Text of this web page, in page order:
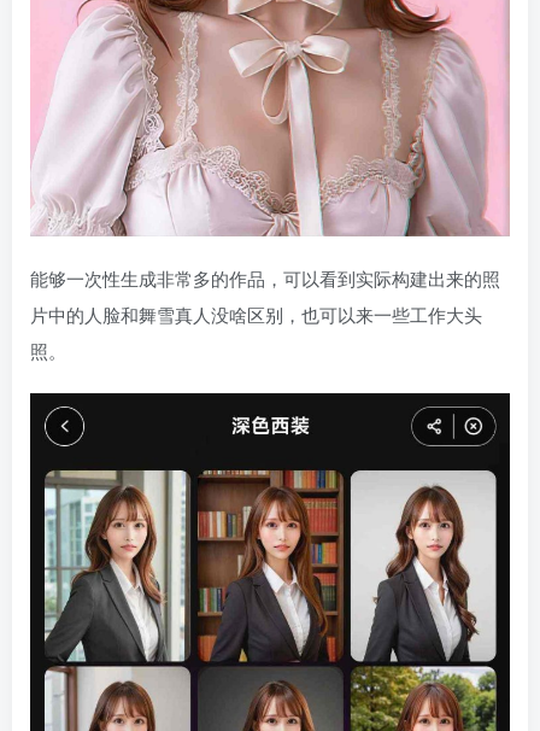
能够一次性生成非常多的作品，可以看到实际构建出来的照
片中的人脸和舞雪真人没啥区别，也可以来一些工作大头
照。